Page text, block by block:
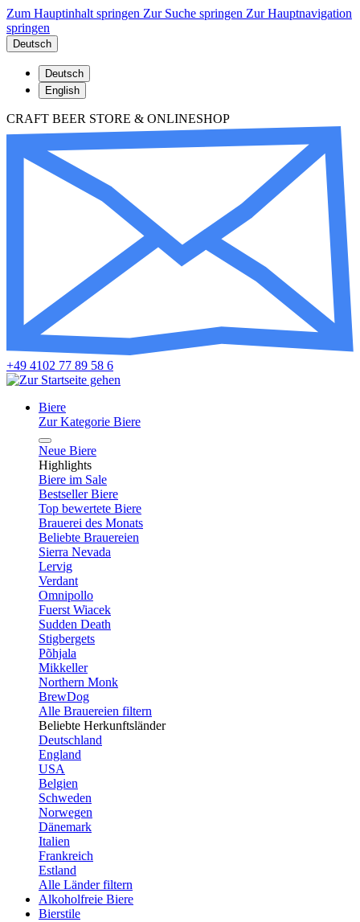
Zum Hauptinhalt springen Zur Suche springen Zur Hauptnavigation
springen
Deutsch
Deutsch
English
CRAFT BEER STORE & ONLINESHOP
+49 4102 77 89 58 6
Biere
Zur Kategorie Biere
Neue Biere
Highlights
Biere im Sale
Bestseller Biere
Top bewertete Biere
Brauerei des Monats
Beliebte Brauereien
Sierra Nevada
Lervig
Verdant
Omnipollo
Fuerst Wiacek
Sudden Death
Stigbergets
Põhjala
Mikkeller
Northern Monk
BrewDog
Alle Brauereien filtern
Beliebte Herkunftsländer
Deutschland
England
USA
Belgien
Schweden
Norwegen
Dänemark
Italien
Frankreich
Estland
Alle Länder filtern
Alkoholfreie Biere
Bierstile